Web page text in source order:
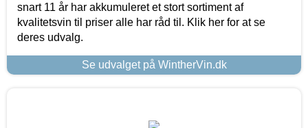
snart 11 år har akkumuleret et stort sortiment af
kvalitetsvin til priser alle har råd til. Klik her for at se
deres udvalg.
Se udvalget på WintherVin.dk